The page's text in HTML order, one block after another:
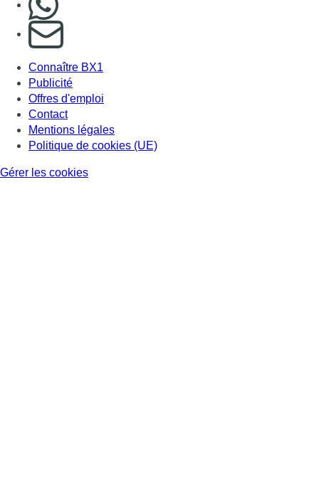
S'abonner à notre newsletter
Connaître BX1
Publicité
Offres d'emploi
Contact
Mentions légales
Politique de cookies (UE)
Gérer les cookies